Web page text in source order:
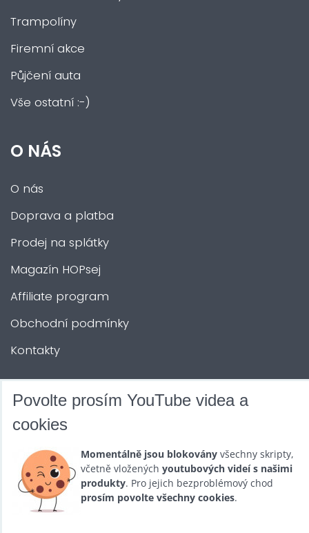
Trampolíny
Firemní akce
Půjčení auta
Vše ostatní :-)
O NÁS
O nás
Doprava a platba
Prodej na splátky
Magazín HOPsej
Affiliate program
Obchodní podmínky
Kontakty
DALŠÍ SLUŽBY
Půjčovna
Promotéři
Kurzy a setkání
Povolte prosím YouTube videa a
cookies
Momentálně jsou blokovány všechny skripty,
včetně vložených youtubových videí s našimi
produkty. Pro jejich bezproblémový chod
prosím povolte všechny cookies.